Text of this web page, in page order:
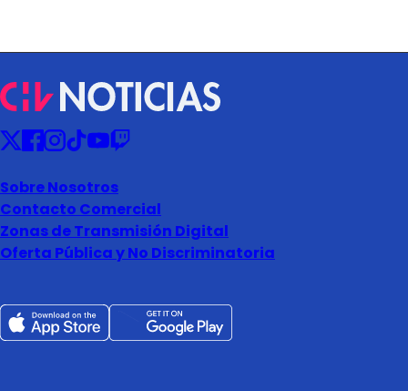
Sobre Nosotros
Contacto Comercial
Zonas de Transmisión Digital
Oferta Pública y No Discriminatoria